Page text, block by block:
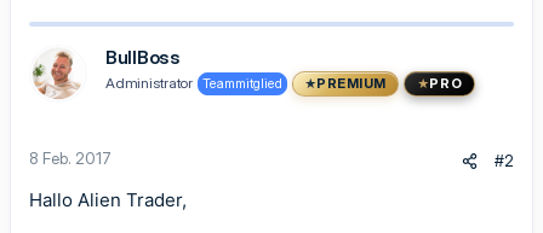
BullBoss
Administrator Teammitglied PREMIUM PRO
8 Feb. 2017 #2
Hallo Alien Trader,